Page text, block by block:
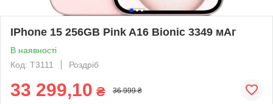
IPhone 15 256GB Pink A16 Bionic 3349 мАг
В наявності
Код: T3111
Роздріб
33 299,10 ₴ 36 999 ₴